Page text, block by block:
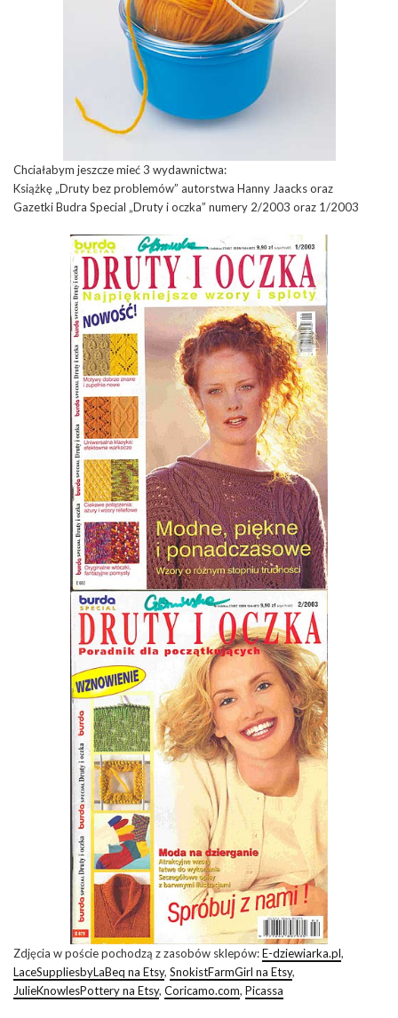
Chciałabym jeszcze mieć 3 wydawnictwa:
Książkę „Druty bez problemów” autorstwa Hanny Jaacks oraz
Gazetki Budra Special „Druty i oczka” numery 2/2003 oraz 1/2003
Zdjęcia w poście pochodzą z zasobów sklepów:E-dziewiarka.pl,
LaceSuppliesbyLaBeq na Etsy, SnokistFarmGirl na Etsy,
JulieKnowlesPottery na Etsy, Coricamo.com, Picassa